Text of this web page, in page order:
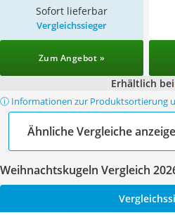
Sofort lieferbar
Vergleichssieger
Zum Angebot »
Erhältlich bei
ⓘ Informationen zur Produktsortierung
Ähnliche Vergleiche
Weihnachtskugeln Vergleich